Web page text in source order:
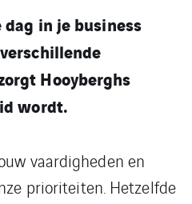
in je business
Hooyberghs
wordt.
vaardigheden en
prioriteiten. Hetzelfde